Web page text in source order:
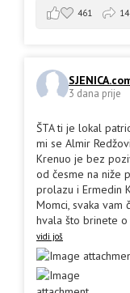
461 14
3 dana prije
ŠTA ti je lokal
mi se Almir
Krenuo je bez
od česme na niže
prolazu i Ermedin
Momci, svaka vam
hvala što brinete o
vidi još